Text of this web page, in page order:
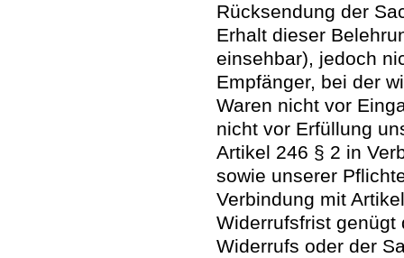
Rücksendung der
Erhalt dieser
einsehbar), jedoch
Empfänger, bei der
Waren nicht vor
nicht vor Erfüllung
Artikel 246 § 2 in
sowie unserer
Verbindung mit
Widerrufsfrist genügt
Widerrufs oder der